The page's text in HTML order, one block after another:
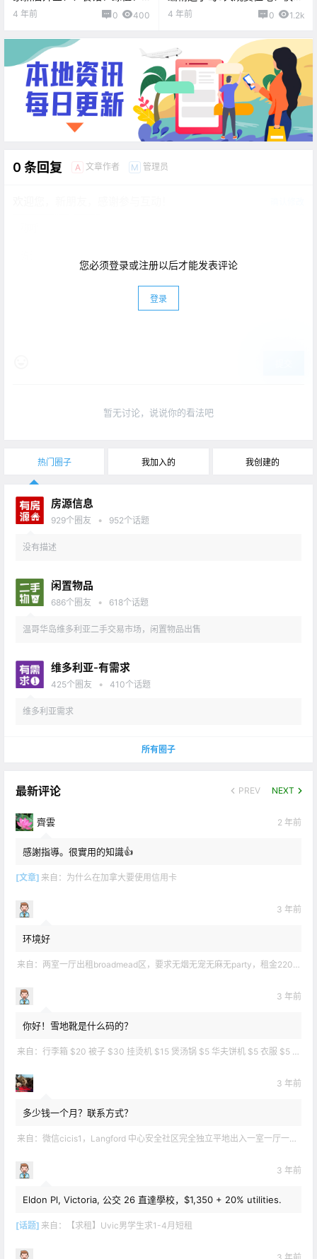
日本小吃应有尽有~
4 年前 0 400
打卡这奇观吧~
4 年前 0 1.2k
0 条回复 A 文章作者 M 管理员
您必须登录或注册以后才能发表评论
登录
暂无讨论，说说你的看法吧
热门圈子 我加入的 我创建的
房源信息
929个圈友 • 952个话题
没有描述
闲置物品
686个圈友 • 618个话题
温哥华岛维多利亚二手交易市场，闲置物品出售
维多利亚-有需求
425个圈友 • 410个话题
维多利亚需求
所有圈子
最新评论 PREV NEXT
齊雲 2 年前
感謝指導。很實用的知識👍
[文章] 来自： 为什么在加拿大要使用信用卡
3 年前
环境好
来自： 两室一厅出租broadmead区，要求无烟无宠无麻无party，租金2200不包水电有意短信联系2508858496
3 年前
你好！雪地靴是什么码的？
来自： 行李箱 $20 被子 $30 挂烫机 $15 煲汤锅 $5 华夫饼机 $5 衣服 $5 雪地靴 $10 滑雪手套 $10 宜家衣物收纳 .
3 年前
多少钱一个月？联系方式？
来自： 微信cicis1，Langford 中心安全社区完全独立平地出入一室一厅一书房步行5分钟到公车站和商业圈 有后花园和.
3 年前
Eldon Pl, Victoria, 公交 26 直達學校，$1,350 + 20% utilities.
[话题] 来自： 【求租】Uvic男学生求1-4月短租